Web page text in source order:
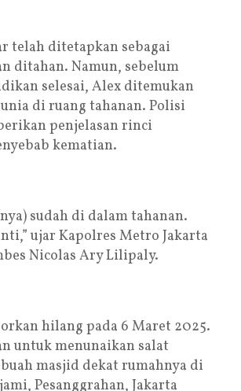
telah ditetapkan sebagai
ditahan. Namun, sebelum
selesai, Alex ditemukan
di ruang tahanan. Polisi
penjelasan rinci
kematian.
sudah di dalam tahanan.
ujar Kapolres Metro Jakarta
Nicolas Ary Lilipaly.
hilang pada 6 Maret 2025.
untuk menunaikan salat
masjid dekat rumahnya di
Pesanggrahan, Jakarta